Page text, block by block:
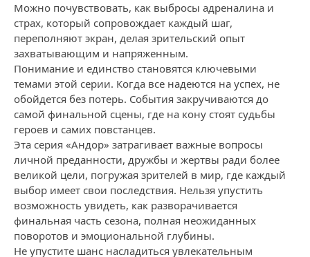
Можно почувствовать, как выбросы адреналина и
страх, который сопровождает каждый шаг,
переполняют экран, делая зрительский опыт
захватывающим и напряженным.
Понимание и единство становятся ключевыми
темами этой серии. Когда все надеются на успех, не
обойдется без потерь. События закручиваются до
самой финальной сцены, где на кону стоят судьбы
героев и самих повстанцев.
Эта серия «Андор» затрагивает важные вопросы
личной преданности, дружбы и жертвы ради более
великой цели, погружая зрителей в мир, где каждый
выбор имеет свои последствия. Нельзя упустить
возможность увидеть, как разворачивается
финальная часть сезона, полная неожиданных
поворотов и эмоциональной глубины.
Не упустите шанс насладиться увлекательным